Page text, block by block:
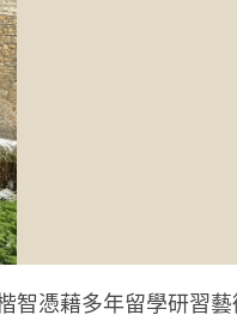
智憑藉多年留學研習